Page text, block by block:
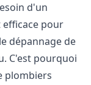
d'un
efficace pour
dépannage de
C'est pourquoi
plombiers